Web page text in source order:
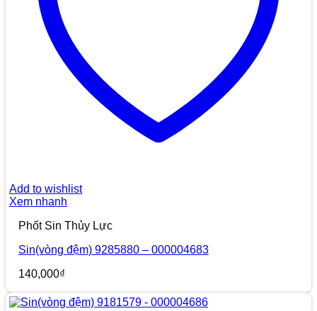
Add to wishlist
Xem nhanh
Phốt Sin Thủy Lực
Sin(vòng đệm) 9285880 – 000004683
140,000₫